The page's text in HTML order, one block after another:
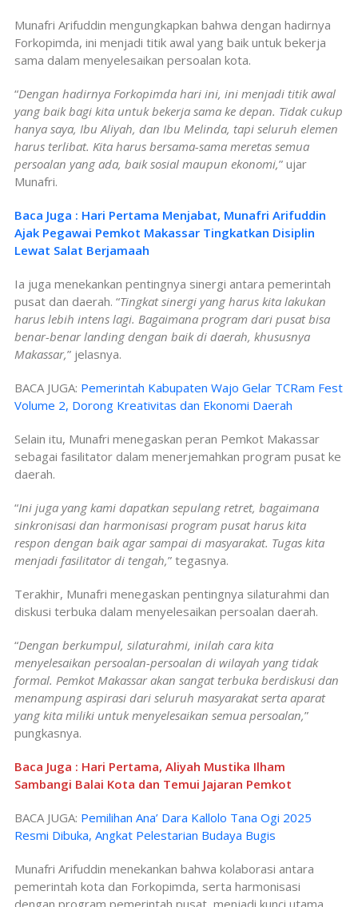
Munafri Arifuddin mengungkapkan bahwa dengan hadirnya
Forkopimda, ini menjadi titik awal yang baik untuk bekerja
sama dalam menyelesaikan persoalan kota.
“Dengan hadirnya Forkopimda hari ini, ini menjadi titik awal
yang baik bagi kita untuk bekerja sama ke depan. Tidak cukup
hanya saya, Ibu Aliyah, dan Ibu Melinda, tapi seluruh elemen
harus terlibat. Kita harus bersama-sama meretas semua
persoalan yang ada, baik sosial maupun ekonomi,” ujar
Munafri.
Baca Juga : Hari Pertama Menjabat, Munafri Arifuddin
Ajak Pegawai Pemkot Makassar Tingkatkan Disiplin
Lewat Salat Berjamaah
Ia juga menekankan pentingnya sinergi antara pemerintah
pusat dan daerah. “Tingkat sinergi yang harus kita lakukan
harus lebih intens lagi. Bagaimana program dari pusat bisa
benar-benar landing dengan baik di daerah, khususnya
Makassar,” jelasnya.
BACA JUGA: Pemerintah Kabupaten Wajo Gelar TCRam Fest
Volume 2, Dorong Kreativitas dan Ekonomi Daerah
Selain itu, Munafri menegaskan peran Pemkot Makassar
sebagai fasilitator dalam menerjemahkan program pusat ke
daerah.
“Ini juga yang kami dapatkan sepulang retret, bagaimana
sinkronisasi dan harmonisasi program pusat harus kita
respon dengan baik agar sampai di masyarakat. Tugas kita
menjadi fasilitator di tengah,” tegasnya.
Terakhir, Munafri menegaskan pentingnya silaturahmi dan
diskusi terbuka dalam menyelesaikan persoalan daerah.
“Dengan berkumpul, silaturahmi, inilah cara kita
menyelesaikan persoalan-persoalan di wilayah yang tidak
formal. Pemkot Makassar akan sangat terbuka berdiskusi dan
menampung aspirasi dari seluruh masyarakat serta aparat
yang kita miliki untuk menyelesaikan semua persoalan,”
pungkasnya.
Baca Juga : Hari Pertama, Aliyah Mustika Ilham
Sambangi Balai Kota dan Temui Jajaran Pemkot
BACA JUGA: Pemilihan Ana’ Dara Kallolo Tana Ogi 2025
Resmi Dibuka, Angkat Pelestarian Budaya Bugis
Munafri Arifuddin menekankan bahwa kolaborasi antara
pemerintah kota dan Forkopimda, serta harmonisasi
dengan program pemerintah pusat, menjadi kunci utama